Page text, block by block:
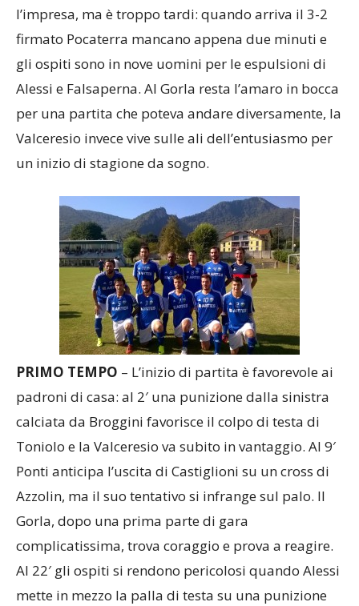
l’impresa, ma è troppo tardi: quando arriva il 3-2
firmato Pocaterra mancano appena due minuti e
gli ospiti sono in nove uomini per le espulsioni di
Alessi e Falsaperna. Al Gorla resta l’amaro in bocca
per una partita che poteva andare diversamente, la
Valceresio invece vive sulle ali dell’entusiasmo per
un inizio di stagione da sogno.
PRIMO TEMPO – L’inizio di partita è favorevole ai
padroni di casa: al 2′ una punizione dalla sinistra
calciata da Broggini favorisce il colpo di testa di
Toniolo e la Valceresio va subito in vantaggio. Al 9′
Ponti anticipa l’uscita di Castiglioni su un cross di
Azzolin, ma il suo tentativo si infrange sul palo. Il
Gorla, dopo una prima parte di gara
complicatissima, trova coraggio e prova a reagire.
Al 22′ gli ospiti si rendono pericolosi quando Alessi
mette in mezzo la palla di testa su una punizione